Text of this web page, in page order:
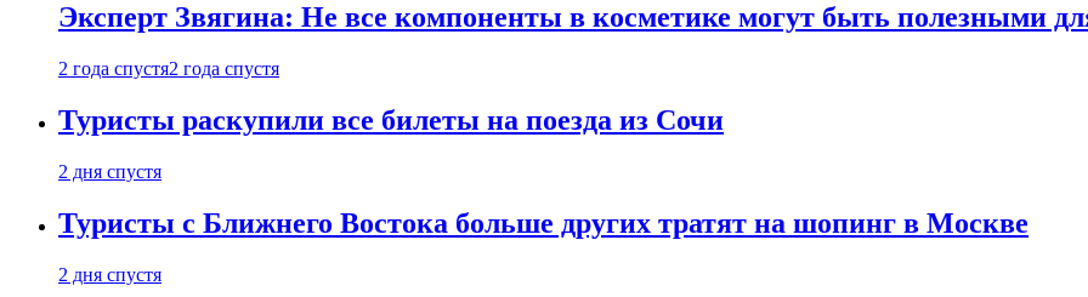
Эксперт Звягина: Не все компоненты в косметике могут быть полезными
2 года спустя2 года спустя
Туристы раскупили все билеты на поезда из Сочи
2 дня спустя
Туристы с Ближнего Востока больше других тратят на шопинг в Москве
2 дня спустя